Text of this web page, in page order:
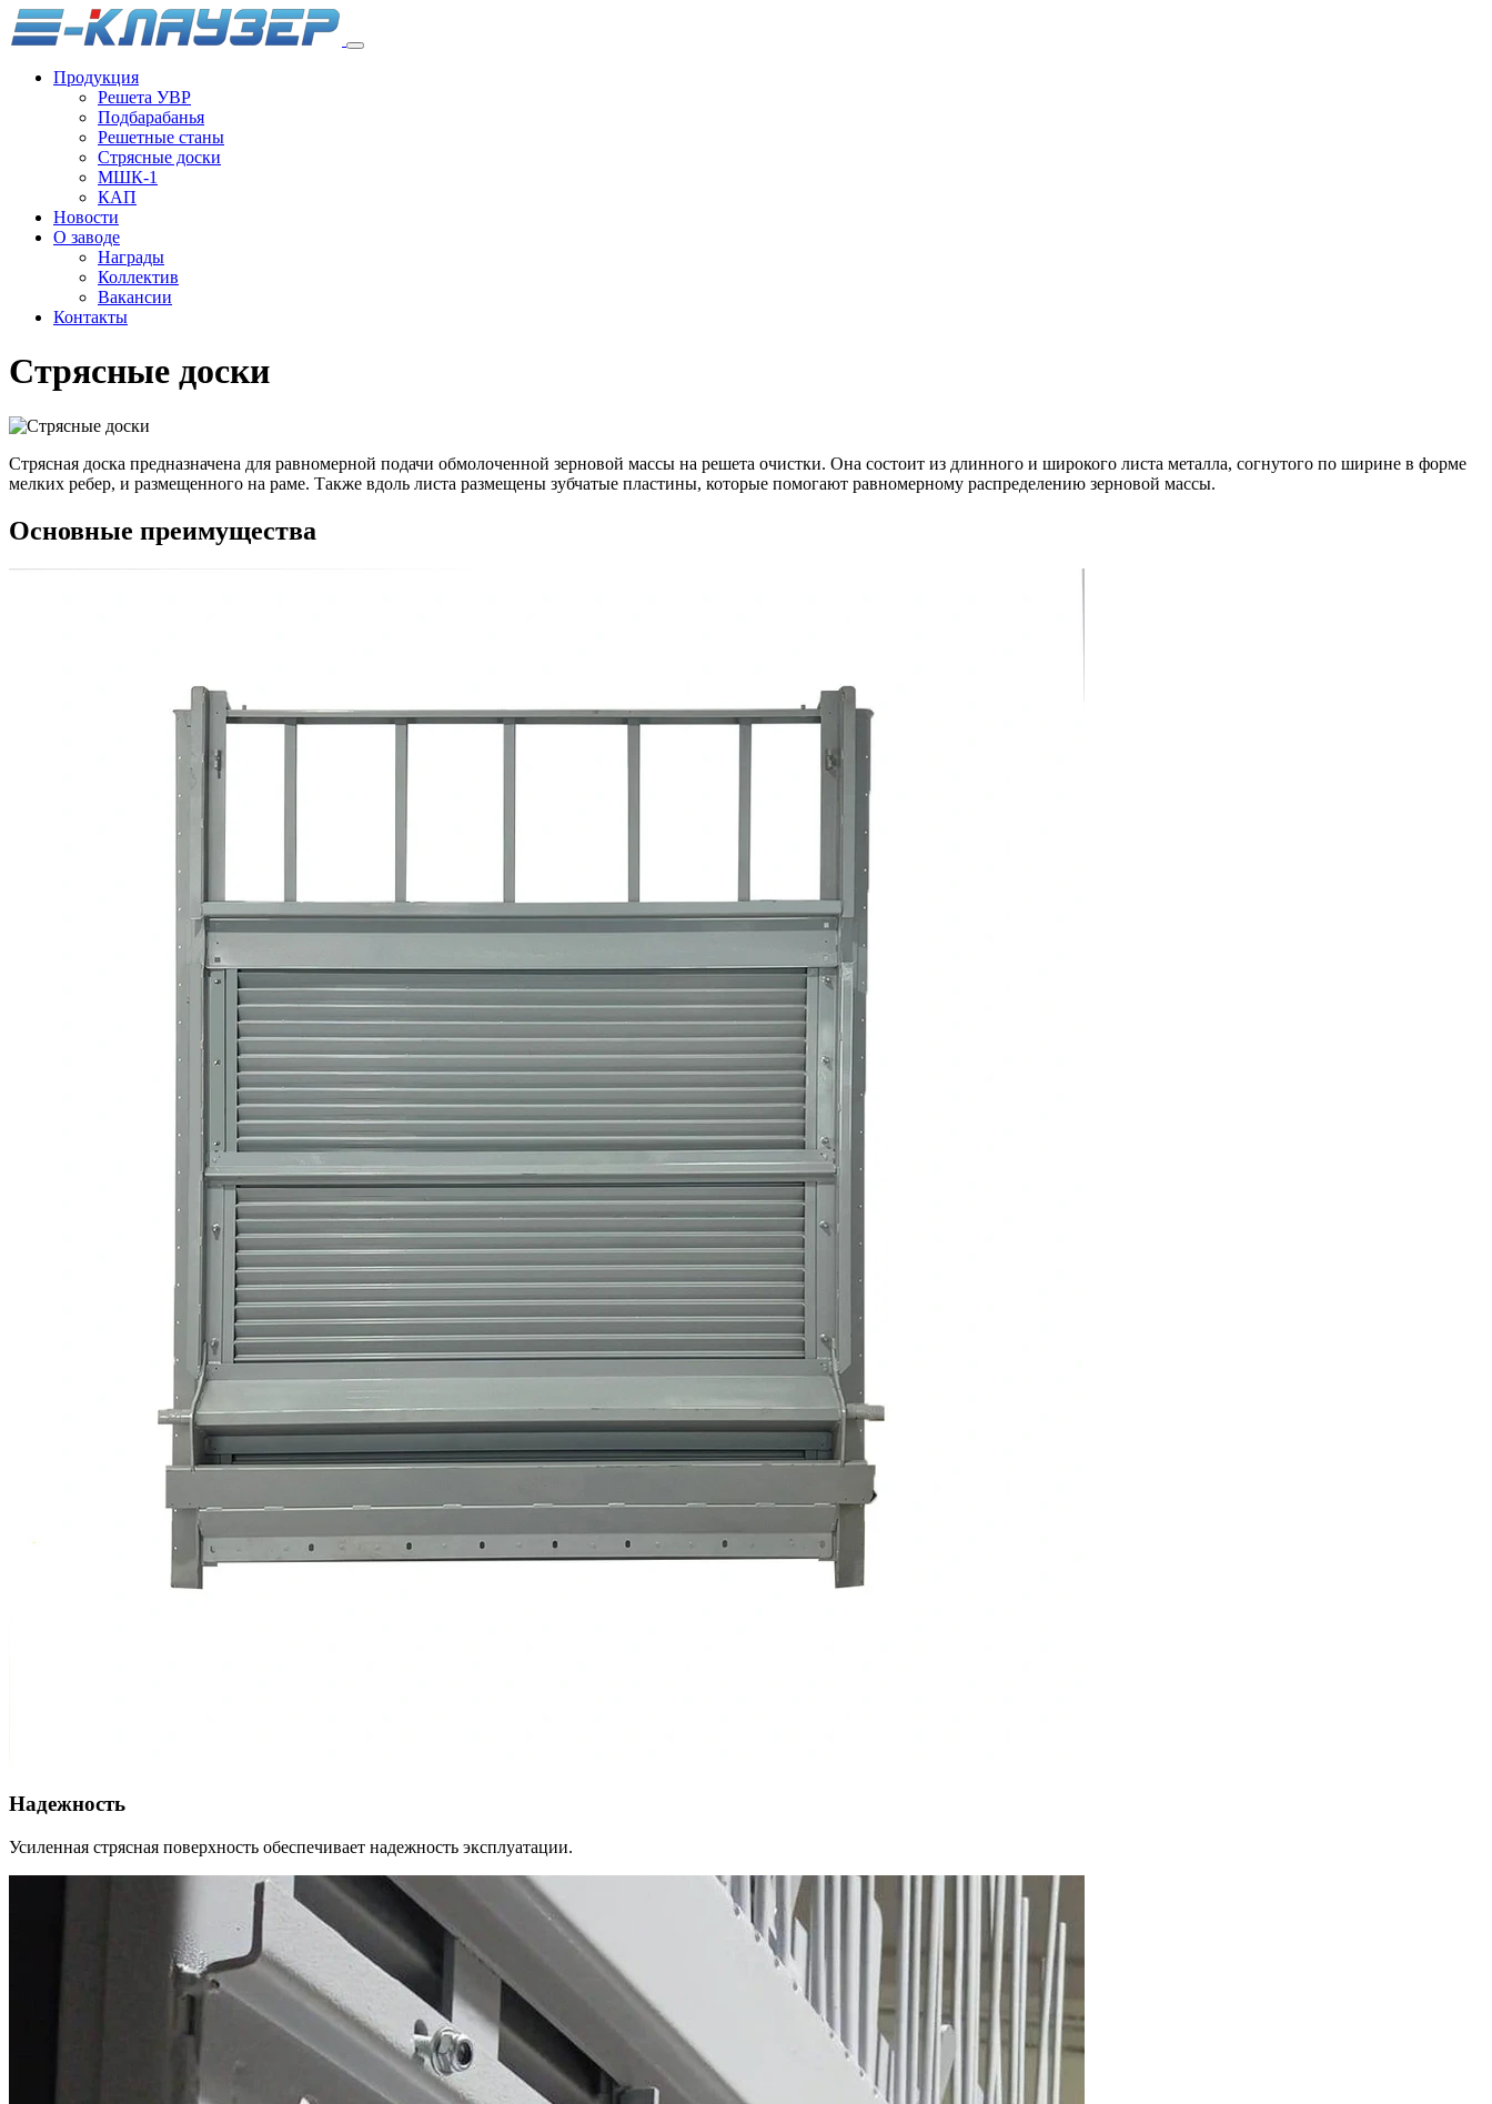
Продукция
Решета УВР
Подбарабанья
Решетные станы
Стрясные доски
МШК-1
КАП
Новости
О заводе
Награды
Коллектив
Вакансии
Контакты
Стрясные доски
Стрясная доска предназначена для равномерной подачи обмолоченной зерновой массы на решета очистки. Она состоит из длинного и широкого листа металла, согнутого по ширине в форме
мелких ребер, и размещенного на раме. Также вдоль листа размещены зубчатые пластины, которые помогают равномерному распределению зерновой массы.
Основные преимущества
Надежность
Усиленная стрясная поверхность обеспечивает надежность эксплуатации.